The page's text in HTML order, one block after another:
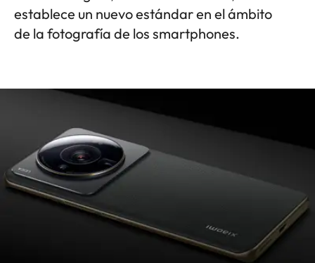
establece un nuevo estándar en el ámbito
de la fotografía de los smartphones.